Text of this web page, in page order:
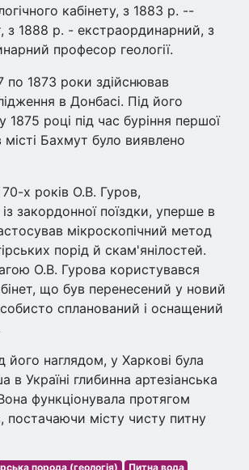
кабінету, з 1883 р. --
з 1888 р. - екстраординарний, з
професор геології.
по 1873 роки здійснював
в Донбасі. Під його
1875 році під час буріння першої
Бахмут було виявлено
х років О.В. Гуров,
закордонної поїздки, уперше в
мікроскопічний метод
порід й скам'янілостей.
О.В. Гурова користувався
що був перенесений у новий
спланований і оснащений
його наглядом, у Харкові була
в Україні глибинна артезіанська
функціонувала протягом
постачаючи місту чисту питну
порода (геологія)
Питна вода